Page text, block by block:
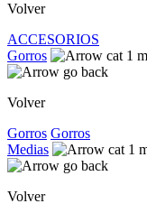
Volver
ACCESORIOS
Gorros
Volver
Gorros Gorros
Medias
Volver